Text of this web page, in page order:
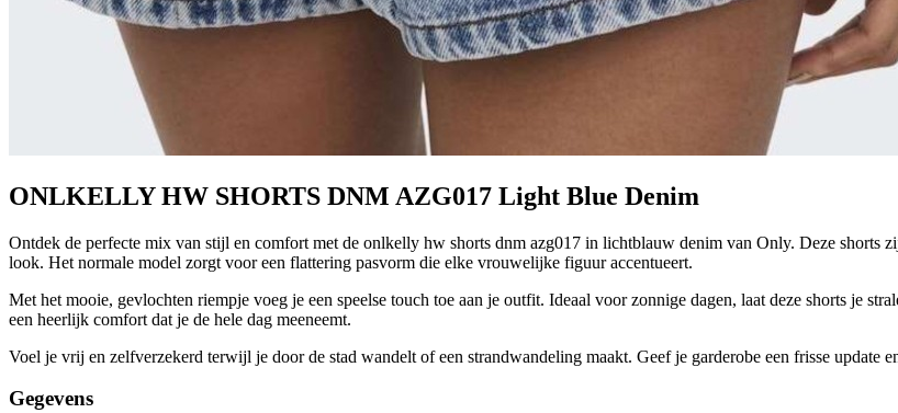
ONLKELLY HW SHORTS DNM AZG017 Light Blue Denim
Ontdek de perfecte mix van stijl en comfort met de onlkelly hw shorts dnm azg017 in lichtblauw denim van Only. Deze shorts
look. Het normale model zorgt voor een flattering pasvorm die elke vrouwelijke figuur accentueert.
Met het mooie, gevlochten riempje voeg je een speelse touch toe aan je outfit. Ideaal voor zonnige dagen, laat deze shorts je
een heerlijk comfort dat je de hele dag meeneemt.
Voel je vrij en zelfverzekerd terwijl je door de stad wandelt of een strandwandeling maakt. Geef je garderobe een frisse update
Gegevens